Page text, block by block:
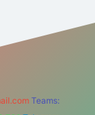
Teams: